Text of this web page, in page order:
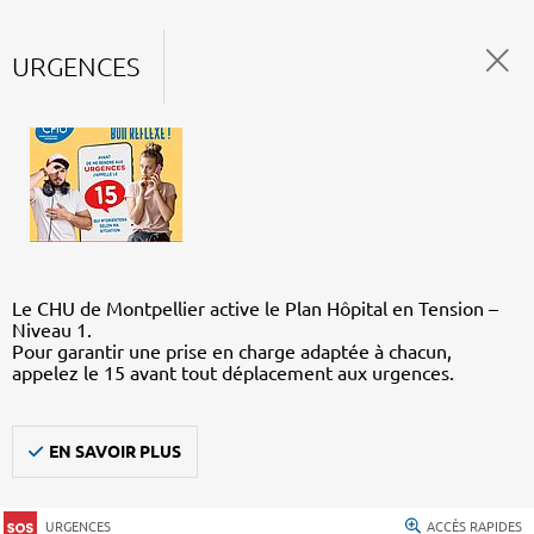
URGENCES
Le CHU de Montpellier active le Plan Hôpital en Tension –
Niveau 1.
Pour garantir une prise en charge adaptée à chacun,
appelez le 15 avant tout déplacement aux urgences.
EN SAVOIR PLUS
URGENCES ACCÈS RAPIDES